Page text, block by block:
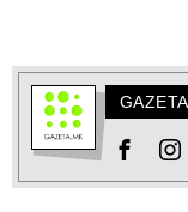
GAZETA